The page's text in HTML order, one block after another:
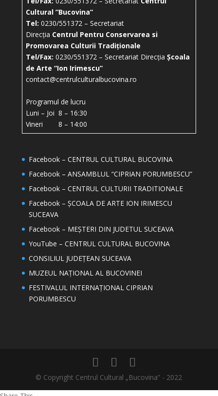
Cultural ”Bucovina”
Tel: 0230/551372 – Secretariat
Direcția Centrul Pentru Conservarea si
Promovarea Culturii Tradiționale
Tel/Fax: 0230/551372 – Secretariat Direcția Școala
de Arte “Ion Irimescu”
contact@centrulculturalbucovina.ro
Programul de lucru
Luni – Joi 8 – 16:30
Vineri 8 – 14:00
Facebook – CENTRUL CULTURAL BUCOVINA
Facebook – ANSAMBLUL “CIPRIAN PORUMBESCU”
Facebook – CENTRUL CULTURII TRADITIONALE
Facebook – ȘCOALA DE ARTE ION IRIMESCU
SUCEAVA
Facebook – MEȘTERI DIN JUDETUL SUCEAVA
YouTube – CENTRUL CULTURAL BUCOVINA
CONSILIUL JUDEȚEAN SUCEAVA
MUZEUL NAȚIONAL AL BUCOVINEI
FESTIVALUL INTERNAȚIONAL CIPRIAN
PORUMBESCU
© Copyright Centrul Cultural „Bucovina” - 2022